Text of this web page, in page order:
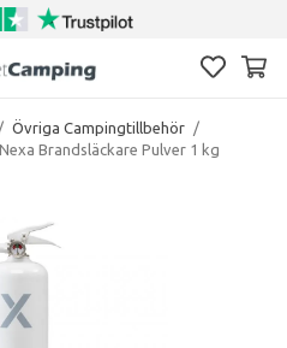
/ Övriga Campingtillbehör /
Nexa Brandsläckare Pulver 1 kg